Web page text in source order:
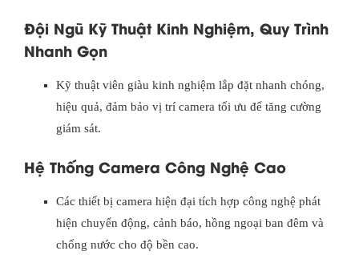
Đội Ngũ Kỹ Thuật Kinh Nghiệm, Quy Trình
Nhanh Gọn
Kỹ thuật viên giàu kinh nghiệm lắp đặt nhanh chóng,
hiệu quả, đảm bảo vị trí camera tối ưu để tăng cường
giám sát.
Hệ Thống Camera Công Nghệ Cao
Các thiết bị camera hiện đại tích hợp công nghệ phát
hiện chuyển động, cảnh báo, hồng ngoại ban đêm và
chống nước cho độ bền cao.